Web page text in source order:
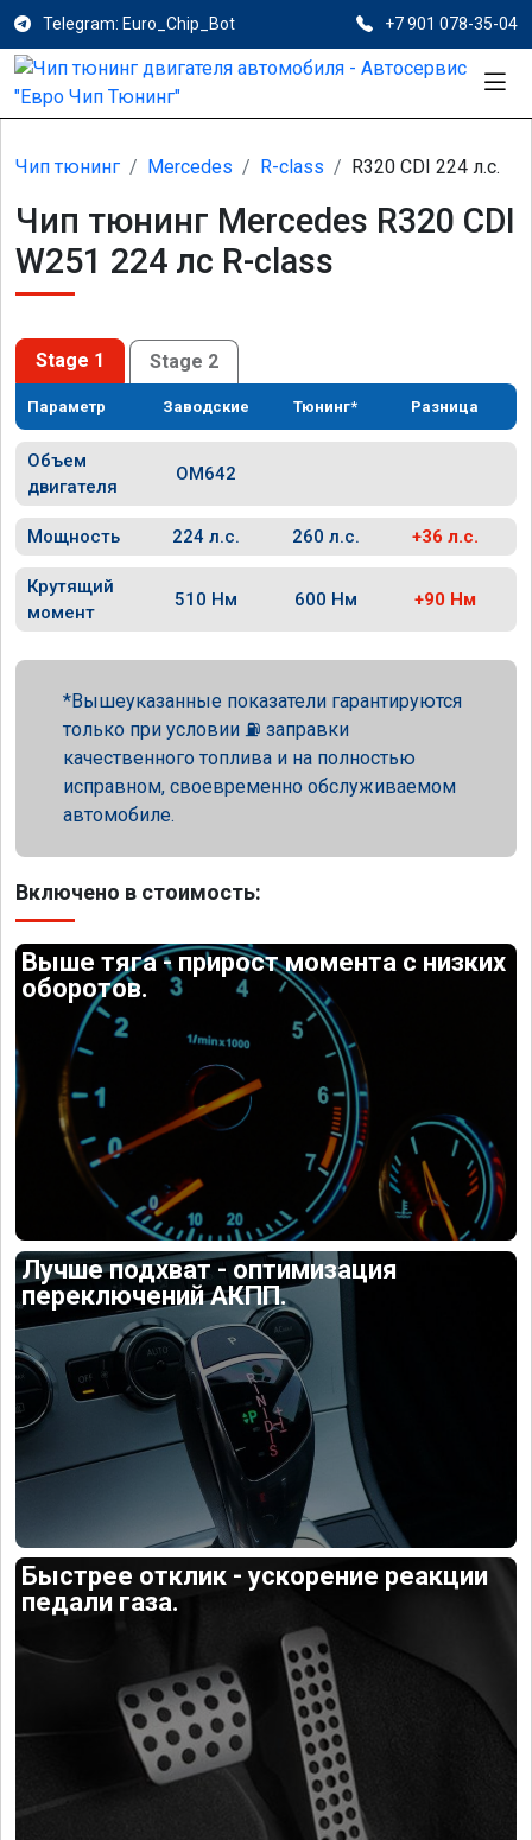
Telegram: Euro_Chip_Bot +7 901 078-35-04
Чип тюнинг Mercedes R-class R320 CDI 224 л.с.
Чип тюнинг Mercedes R320 CDI
W251 224 лс R-class
Stage 1 Stage 2
Параметр Заводские Тюнинг* Разница
Объем
двигателя
OM642
Мощность 224 л.с. 260 л.с. +36 л.с.
Крутящий
момент
510 Нм 600 Нм +90 Нм
Вышеуказанные показатели гарантируются
только при условии ⛽ заправки
качественного топлива и на полностью
исправном, своевременно обслуживаемом
автомобиле.
Включено в стоимость:
Выше тяга - прирост момента с низких
оборотов.
Лучше подхват - оптимизация
переключений АКПП.
Быстрее отклик - ускорение реакции
педали газа.